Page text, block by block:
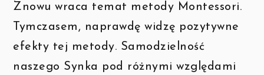
Znowu wraca temat metody Montessori.
Tymczasem, naprawdę widzę pozytywne
efekty tej metody. Samodzielność
naszego Synka pod różnymi względami